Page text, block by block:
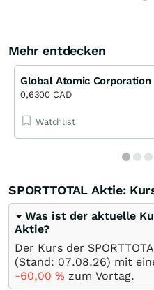
Mehr entdecken
Global Atomic Corporation
0,6300 CAD
Watchlist
SPORTTOTAL Aktie:
Was ist der aktuelle
Aktie?
Der Kurs der
(Stand: 07.08.26) mit
-60,00 % zum Vortag.